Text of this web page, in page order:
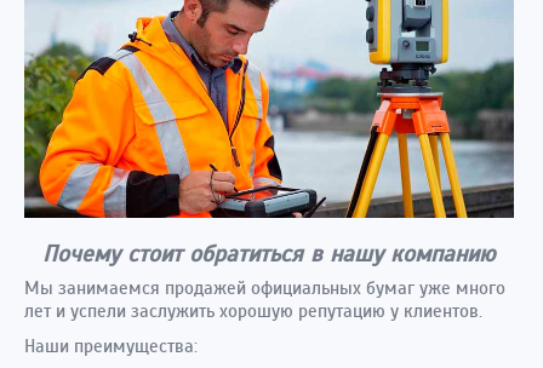
Почему стоит обратиться в нашу компанию
Мы занимаемся продажей официальных бумаг уже много
лет и успели заслужить хорошую репутацию у клиентов.
Наши преимущества: